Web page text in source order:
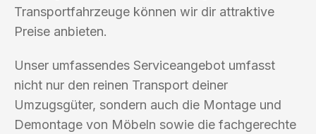
Transportfahrzeuge können wir dir attraktive
Preise anbieten.
Unser umfassendes Serviceangebot umfasst
nicht nur den reinen Transport deiner
Umzugsgüter, sondern auch die Montage und
Demontage von Möbeln sowie die fachgerechte